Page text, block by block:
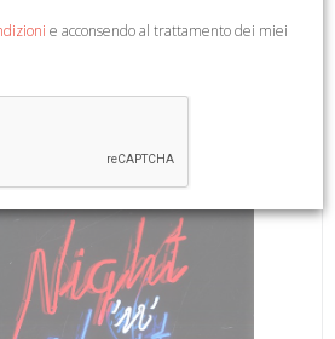
e Francese. Firenze, 2009;
tavv. col., cm 24,5x28,5.
e acconsendo al trattamento dei miei